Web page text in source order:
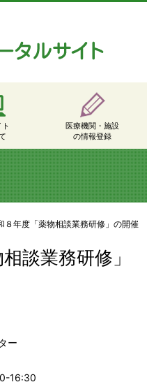
医療機関・施設
の情報登録
８年度「薬物相談業務研修」の開催
談業務研修」
ー
16:30